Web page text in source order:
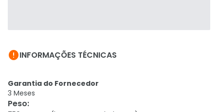
INFORMAÇÕES TÉCNICAS
Garantia do Fornecedor
3 Meses
Peso: